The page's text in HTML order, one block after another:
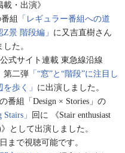
載・出演》
組
「レギュラー番組への道
景 階段編」 に又吉直樹さん
た。
式サイト連載 東急線沿線
第二弾「“窓”と“階段”に注目し
歩く」 に出演しました。
番組「Design × Stories」の
Stairs」
回に 《Stair enthusiast
として出演しました。
まで視聴可能です。